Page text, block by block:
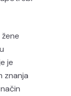
je
znanja